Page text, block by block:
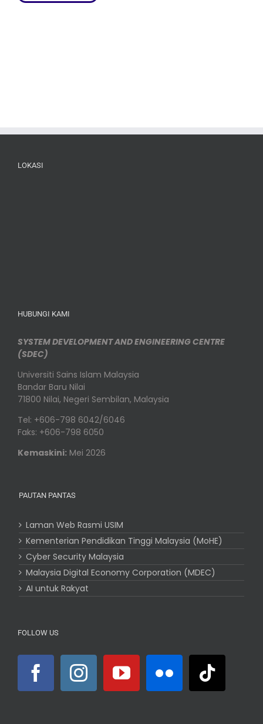
LOKASI
HUBUNGI KAMI
SYSTEM DEVELOPMENT AND ENGINEERING CENTRE
(SDEC)
Universiti Sains Islam Malaysia
Bandar Baru Nilai
71800 Nilai, Negeri Sembilan, Malaysia
Tel: +606-798 6042/6046
Faks: +606-798 6050
Kemaskini: Mei 2026
PAUTAN PANTAS
Laman Web Rasmi USIM
Kementerian Pendidikan Tinggi Malaysia (MoHE)
Cyber Security Malaysia
Malaysia Digital Economy Corporation (MDEC)
AI untuk Rakyat
FOLLOW US